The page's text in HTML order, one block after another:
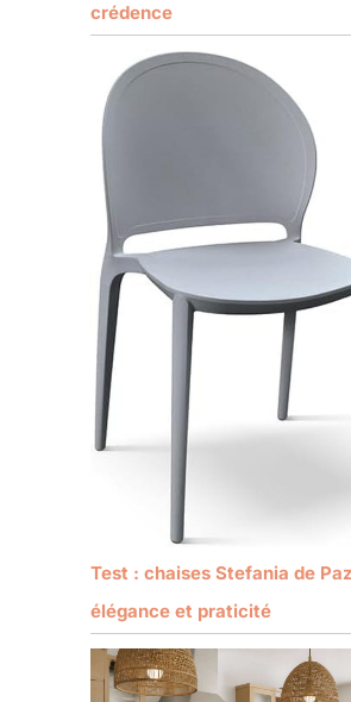
crédence
Test : chaises Stefania de
élégance et praticité